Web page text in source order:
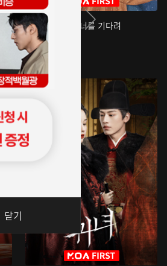
아재저리등니 : 너를 기다려
닫기